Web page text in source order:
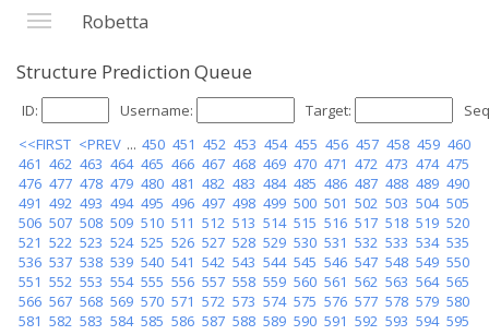
Robetta
Structure Prediction Queue
ID: Username: Target:
<<FIRST <PREV ... 450 451 452 453 454 455 456 457 458 459 460
461 462 463 464 465 466 467 468 469 470 471 472 473 474 475
476 477 478 479 480 481 482 483 484 485 486 487 488 489 490
491 492 493 494 495 496 497 498 499 500 501 502 503 504 505
506 507 508 509 510 511 512 513 514 515 516 517 518 519 520
521 522 523 524 525 526 527 528 529 530 531 532 533 534 535
536 537 538 539 540 541 542 543 544 545 546 547 548 549 550
551 552 553 554 555 556 557 558 559 560 561 562 563 564 565
566 567 568 569 570 571 572 573 574 575 576 577 578 579 580
581 582 583 584 585 586 587 588 589 590 591 592 593 594 595